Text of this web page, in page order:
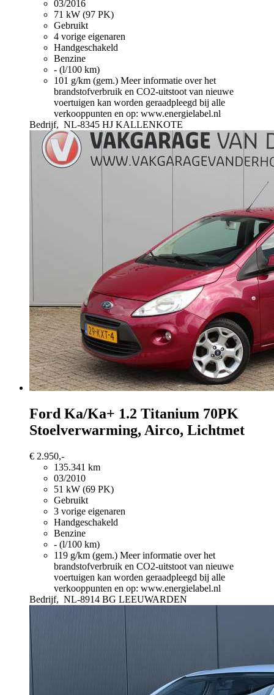
03/2016
71 kW (97 PK)
Gebruikt
4 vorige eigenaren
Handgeschakeld
Benzine
- (l/100 km)
101 g/km (gem.) Meer informatie over het
brandstofverbruik en CO2-uitstoot van nieuwe
voertuigen kan worden geraadpleegd bij alle
verkooppunten en op: www.energielabel.nl
Bedrijf, NL-8345 HJ KALLENKOTE
Ford Ka/Ka+ 1.2 Titanium 70PK
Stoelverwarming, Airco, Lichtmet
€ 2.950,-
135.341 km
03/2010
51 kW (69 PK)
Gebruikt
3 vorige eigenaren
Handgeschakeld
Benzine
- (l/100 km)
119 g/km (gem.) Meer informatie over het
brandstofverbruik en CO2-uitstoot van nieuwe
voertuigen kan worden geraadpleegd bij alle
verkooppunten en op: www.energielabel.nl
Bedrijf, NL-8914 BG LEEUWARDEN